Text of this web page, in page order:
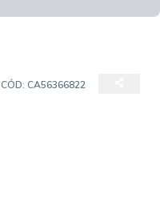
CÓD: CA56366822